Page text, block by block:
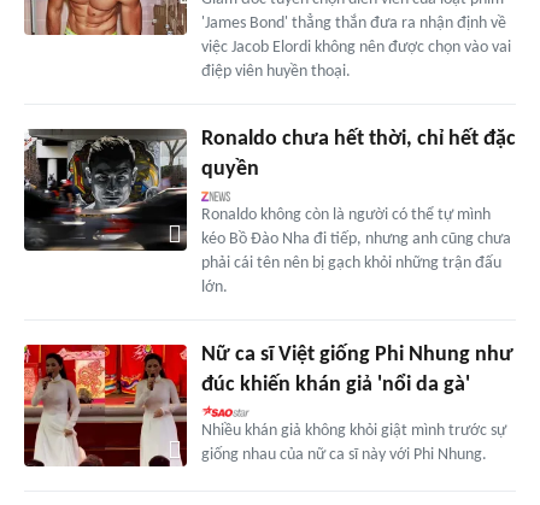
'James Bond' thẳng thắn đưa ra nhận định về
việc Jacob Elordi không nên được chọn vào vai
điệp viên huyền thoại.
Ronaldo chưa hết thời, chỉ hết đặc
quyền
Ronaldo không còn là người có thể tự mình
kéo Bồ Đào Nha đi tiếp, nhưng anh cũng chưa
phải cái tên nên bị gạch khỏi những trận đấu
lớn.
Nữ ca sĩ Việt giống Phi Nhung như
đúc khiến khán giả 'nổi da gà'
Nhiều khán giả không khỏi giật mình trước sự
giống nhau của nữ ca sĩ này với Phi Nhung.